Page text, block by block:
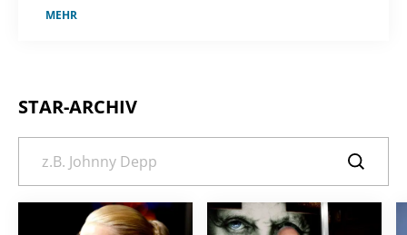
die Fans erneut in ihren Bann zieht.
MEHR
STAR-ARCHIV